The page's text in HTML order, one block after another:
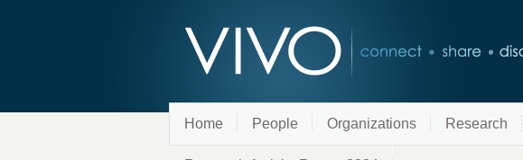
Home People Organizations Research